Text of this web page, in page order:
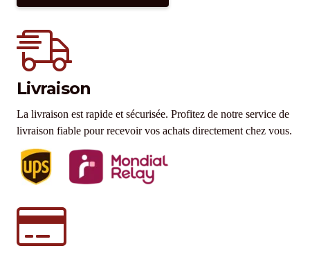
Livraison
La livraison est rapide et sécurisée. Profitez de notre service de
livraison fiable pour recevoir vos achats directement chez vous.